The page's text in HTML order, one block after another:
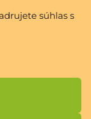
súhlas s